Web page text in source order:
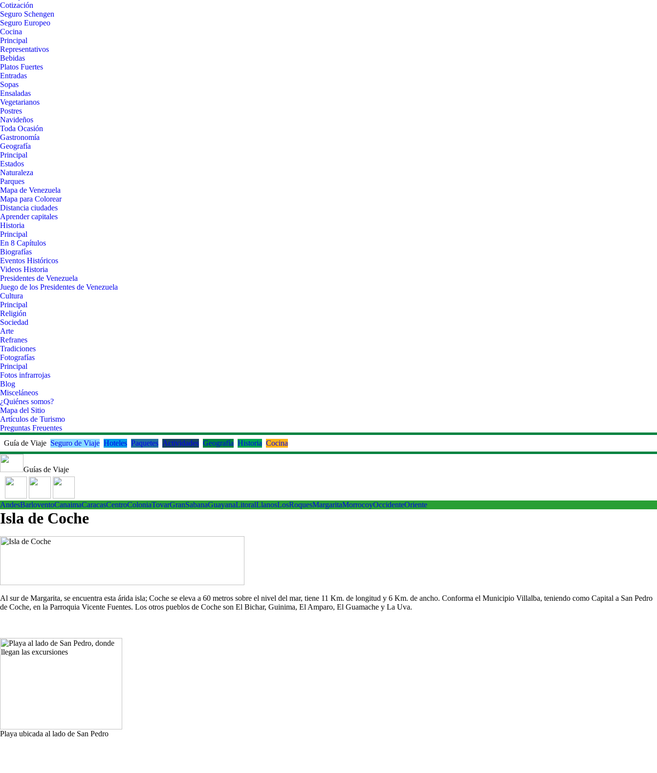
Cotización
Seguro Schengen
Seguro Europeo
Cocina
Principal
Representativos
Bebidas
Platos Fuertes
Entradas
Sopas
Ensaladas
Vegetarianos
Postres
Navideños
Toda Ocasión
Gastronomía
Geografía
Principal
Estados
Naturaleza
Parques
Mapa de Venezuela
Mapa para Colorear
Distancia ciudades
Aprender capitales
Historia
Principal
En 8 Capítulos
Biografías
Eventos Históricos
Videos Historia
Presidentes de Venezuela
Juego de los Presidentes de Venezuela
Cultura
Principal
Religión
Sociedad
Arte
Refranes
Tradiciones
Fotografías
Principal
Fotos infrarrojas
Blog
Misceláneos
¿Quiénes somos?
Mapa del Sitio
Artículos de Turismo
Preguntas Freuentes
Guía de Viaje Seguro de Viaje Hoteles Paquetes Actividades Geografía Historia Cocina
Guías de Viaje
AndesBarloventoCanaimaCaracasCentroColoniaTovarGranSabanaGuayanaLitoralLlanosLosRoquesMargaritaMorrocoyOccidenteOriente
Isla de Coche
Al sur de Margarita, se encuentra esta árida isla; Coche se eleva a 60 metros sobre el nivel del mar, tiene 11 Km. de longitud y 6 Km. de ancho. Conforma el Municipio Villalba, teniendo como Capital a San Pedro
de Coche, en la Parroquia Vicente Fuentes. Los otros pueblos de Coche son El Bichar, Guinima, El Amparo, El Guamache y La Uva.
Playa ubicada al lado de San Pedro